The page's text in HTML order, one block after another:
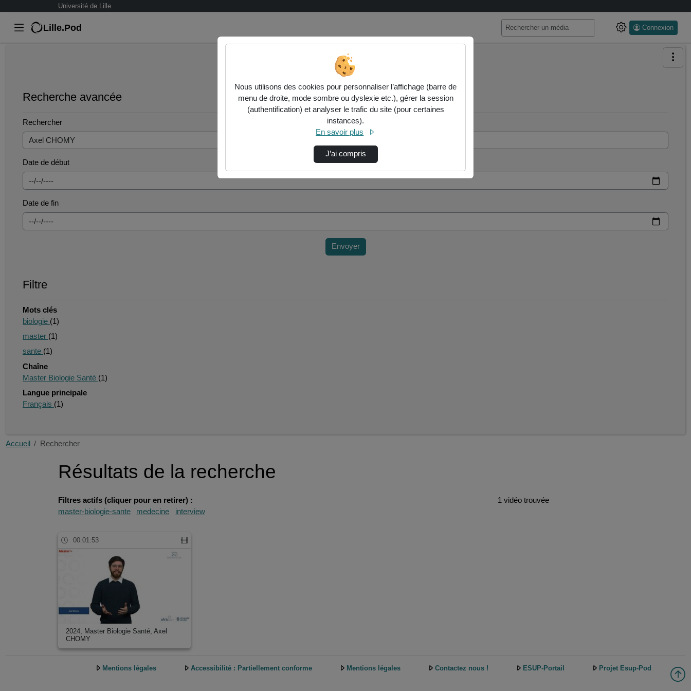
Université de Lille
Lille.Pod Connexion
Recherche avancée
Rechercher
Date de début
Date de fin
Envoyer
Filtre
Mots clés
biologie (1)
master (1)
sante (1)
Chaîne
Master Biologie Santé (1)
Langue principale
Français (1)
Accueil Rechercher
Résultats de la recherche
Filtres actifs (cliquer pour en retirer) :
master-biologie-sante
medecine interview
1 vidéo trouvée
00:01:53
2024, Master Biologie Santé, Axel
CHOMY
Mentions légales Accessibilité : Partiellement conforme Mentions légales Contactez nous ! ESUP-Portail Projet Esup-Pod
Nous utilisons des cookies pour personnaliser l’affichage (barre de
menu de droite, mode sombre ou dyslexie etc.), gérer la session
(authentification) et analyser le trafic du site (pour certaines
instances).
En savoir plus
J’ai compris